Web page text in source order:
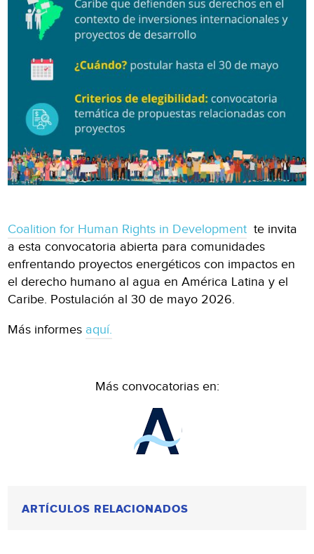
Coalition for Human Rights in Development te invita
a esta convocatoria abierta para comunidades
enfrentando proyectos energéticos con impactos en
el derecho humano al agua en América Latina y el
Caribe. Postulación al 30 de mayo 2026.
Más informes aquí.
Más convocatorias en:
ARTÍCULOS RELACIONADOS